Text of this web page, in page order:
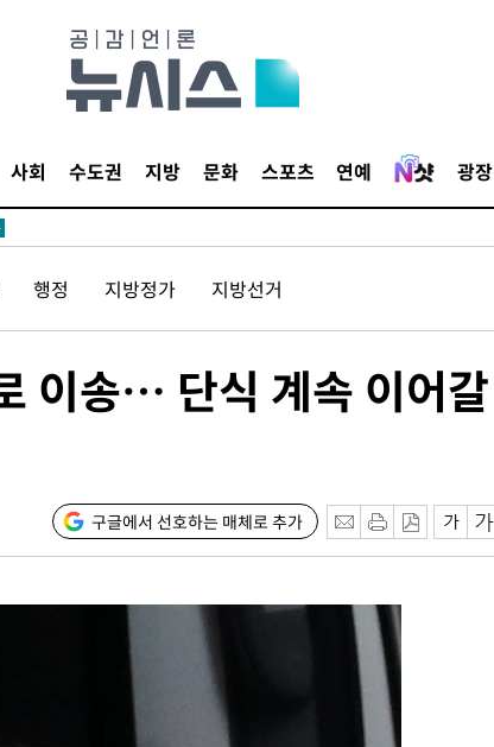
사회 수도권 지방 문화 스포츠 연예 광장
행정 지방정가 지방선거
이송… 단식 계속 이어갈
구글에서 선호하는 매체로 추가